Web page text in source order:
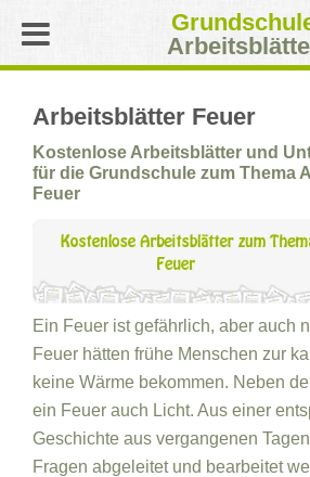
Arbeitsblätter Feuer
Kostenlose Arbeitsblätter und
für die Grundschule zum Thema
Feuer
Ein Feuer ist gefährlich, aber auch
Feuer hätten frühe Menschen zur
keine Wärme bekommen. Neben
ein Feuer auch Licht. Aus einer
Geschichte aus vergangenen
Fragen abgeleitet und bearbeitet